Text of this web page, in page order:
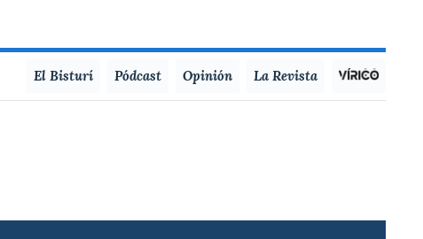
El Bisturí Pódcast Opinión La Revista